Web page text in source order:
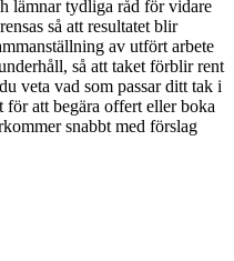
lämnar tydliga råd för vidare
så att resultatet blir
av utfört arbete
så att taket förblir rent
veta vad som passar ditt tak i
att begära offert eller boka
snabbt med förslag